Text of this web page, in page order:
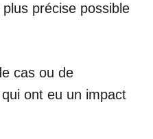
précise possible
cas ou de
ont eu un impact